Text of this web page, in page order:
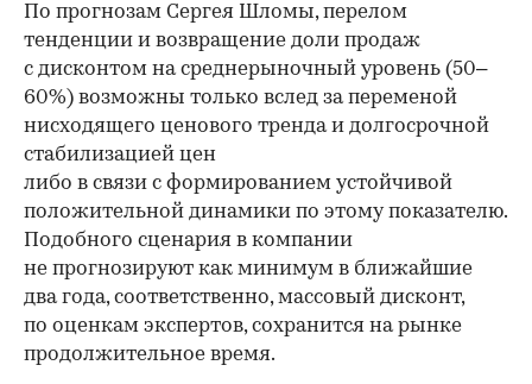
По прогнозам Сергея Шломы, перелом
тенденции и возвращение доли продаж
с дисконтом на среднерыночный уровень (50–
60%) возможны только вслед за переменой
нисходящего ценового тренда и долгосрочной
стабилизацией цен
либо в связи с формированием устойчивой
положительной динамики по этому показателю.
Подобного сценария в компании
не прогнозируют как минимум в ближайшие
два года, соответственно, массовый дисконт,
по оценкам экспертов, сохранится на рынке
продолжительное время.